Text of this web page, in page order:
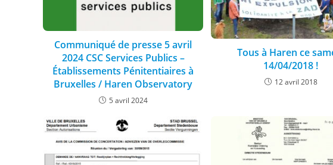
Communiqué de presse 5 avril
2024 CSC Services Publics –
Établissements Pénitentiaires à
Bruxelles / Haren Observatory
5 avril 2024
Tous à Haren ce
14/04/2018 !
12 avril 2018